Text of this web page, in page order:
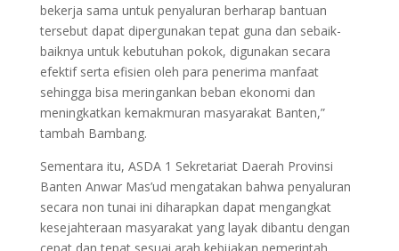
bekerja sama untuk penyaluran berharap bantuan
tersebut dapat dipergunakan tepat guna dan sebaik-
baiknya untuk kebutuhan pokok, digunakan secara
efektif serta efisien oleh para penerima manfaat
sehingga bisa meringankan beban ekonomi dan
meningkatkan kemakmuran masyarakat Banten,”
tambah Bambang.
Sementara itu, ASDA 1 Sekretariat Daerah Provinsi
Banten Anwar Mas’ud mengatakan bahwa penyaluran
secara non tunai ini diharapkan dapat mengangkat
kesejahteraan masyarakat yang layak dibantu dengan